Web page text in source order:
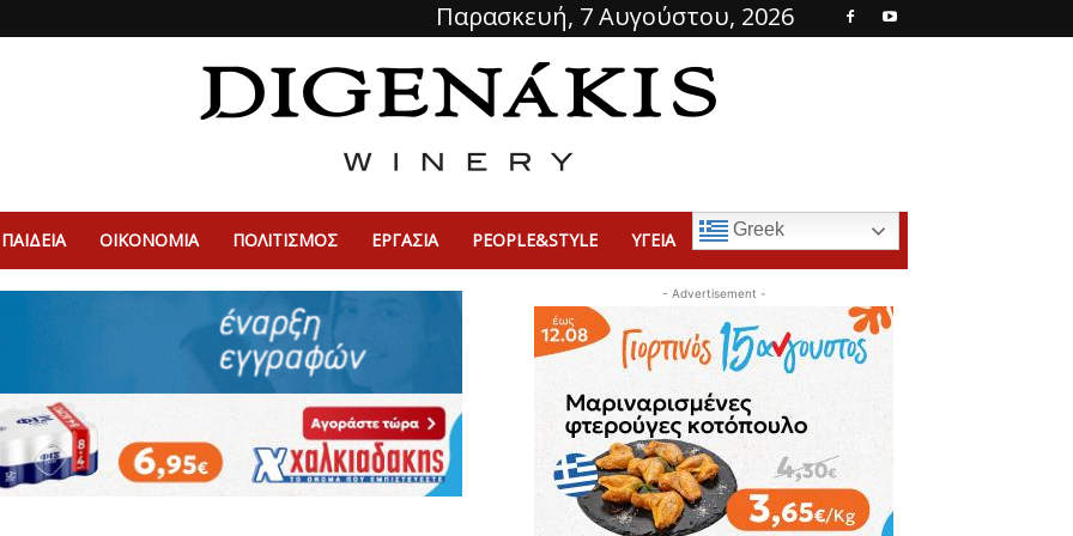
Παρασκευή, 7 Αυγούστου, 2026
ΠΑΙΔΕΙΑ ΟΙΚΟΝΟΜΙΑ ΠΟΛΙΤΙΣΜΌΣ ΕΡΓΑΣΙΑ PEOPLE&STYLE ΥΓΕΙΑ Greek
- Advertisement -